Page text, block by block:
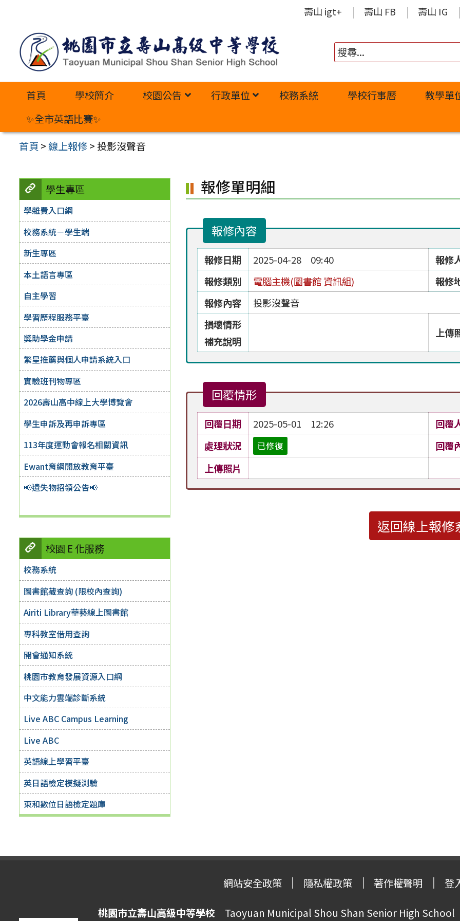
內
壽山 igt+ 壽山 FB 壽山 IG
首頁 學校簡介 校園公告 行政單位 校務系統 學校行事曆
教學單
✨全市英語比賽✨
首頁 >線上報修>投影沒聲音
學生專區
學雜費入口網
校務系統－學生端
新生專區
本土語言專區
自主學習
學習歷程服務平臺
獎助學金申請
繁星推薦與個人申請系統入口
實驗班刊物專區
2026壽山高中線上大學博覽會
學生申訴及再申訴專區
113年度運動會報名相關資訊
Ewant育網開放教育平臺
📢遺失物招領公告📢
校園 E 化服務
校務系統
圖書館藏查詢 (限校內查詢)
Airiti Library華藝線上圖書館
專科教室借用查詢
開會通知系統
桃園市教育發展資源入口網
中文能力雲端診斷系統
Live ABC Campus Learning
Live ABC
英語線上學習平臺
英日語檢定模擬測驗
東和數位日語檢定題庫
報修單明細
報修內容
報修日期 2025-04-28 09:40
報修
報修類別
電腦主機(圖書館 資訊組)
報修
報修內容
投影沒聲音
損壞情形
補充說明
上傳
回覆情形
回覆日期 2025-05-01 12:26
回覆
處理狀況
已修復
回覆
上傳照片
返回線上報修
網站安全政策 隱私權政策 著作權聲明 登
桃園市立壽山高級中等學校 Taoyuan Municipal Shou Shan Senior High School